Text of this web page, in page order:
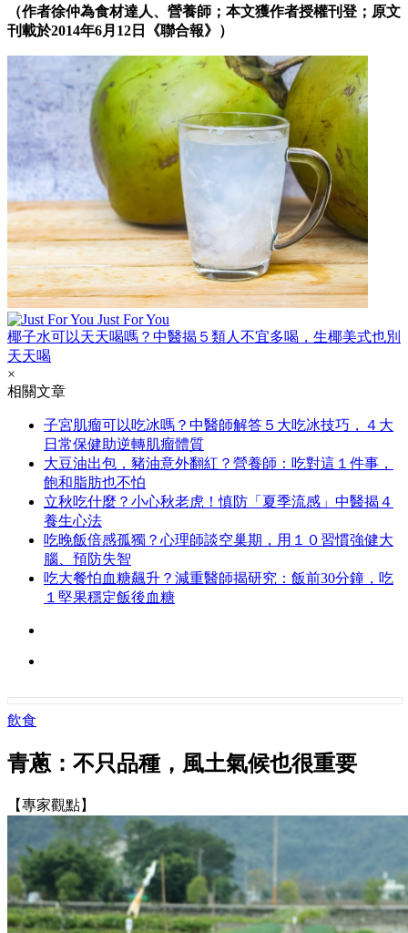
（作者徐仲為食材達人、營養師；本文獲作者授權刊登；原文
刊載於2014年6月12日《聯合報》）
Just For You
椰子水可以天天喝嗎？中醫揭５類人不宜多喝，生椰美式也別
天天喝
×
相關文章
子宮肌瘤可以吃冰嗎？中醫師解答５大吃冰技巧，４大
日常保健助逆轉肌瘤體質
大豆油出包，豬油意外翻紅？營養師：吃對這１件事，
飽和脂肪也不怕
立秋吃什麼？小心秋老虎！慎防「夏季流感」中醫揭４
養生心法
吃晚飯倍感孤獨？心理師談空巢期，用１０習慣強健大
腦、預防失智
吃大餐怕血糖飆升？減重醫師揭研究：飯前30分鐘，吃
１堅果穩定飯後血糖
飲食
青蔥：不只品種，風土氣候也很重要
【專家觀點】